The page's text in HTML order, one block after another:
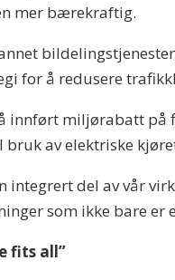
mer bærekraftig.
for å redusere
innført miljørabatt
av elektriske
integrert del av vår
som ikke bare er
fits all”